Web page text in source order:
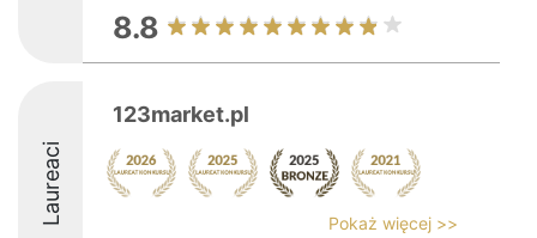
8.8
Laureaci
123market.pl
Pokaż więcej >>